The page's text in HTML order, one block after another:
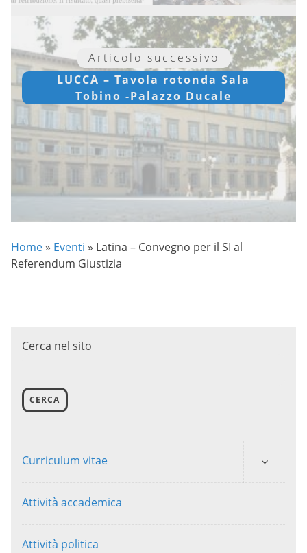
Articolo successivo
LUCCA – Tavola rotonda Sala
Tobino -Palazzo Ducale
Home » Eventi » Latina – Convegno per il SI al
Referendum Giustizia
Cerca nel sito
CERCA
Curriculum vitae
Attività accademica
Attività politica